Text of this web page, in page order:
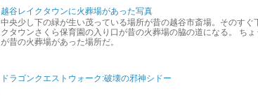
越谷レイクタウンに火葬場があった写真
中央少し下の緑が生い茂っている場所が昔の越谷市斎場。そのす
クタウンさくら保育園の入り口が昔の火葬場の脇の道になる。 ち
が昔の火葬場があった場所だ。
ドラゴンクエストウォーク:破壊の邪神シドー